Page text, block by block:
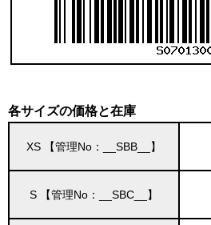
各サイズの価格と在庫
XS 【管理No：__SBB__】
S 【管理No：__SBC__】